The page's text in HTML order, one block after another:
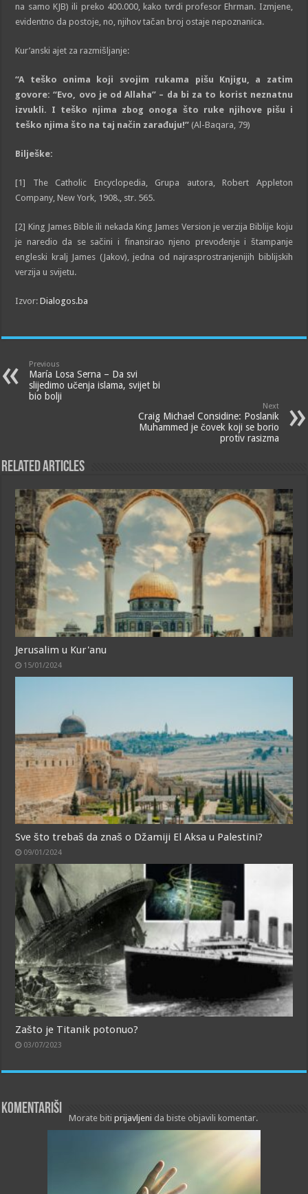
na samo KJB) ili preko 400.000, kako tvrdi profesor Ehrman. Izmjene,
evidentno da postoje, no, njihov tačan broj ostaje nepoznanica.
Kur’anski ajet za razmišljanje:
“A teško onima koji svojim rukama pišu Knjigu, a zatim
govore: “Evo, ovo je od Allaha” – da bi za to korist neznatnu
izvukli. I teško njima zbog onoga što ruke njihove pišu i
teško njima što na taj način zarađuju!” (Al-Baqara, 79)
Bilješke:
[1] The Catholic Encyclopedia, Grupa autora, Robert Appleton
Company, New York, 1908., str. 565.
[2] King James Bible ili nekada King James Version je verzija Biblije koju
je naredio da se sačini i finansirao njeno prevođenje i štampanje
engleski kralj James (Jakov), jedna od najrasprostranjenijih biblijskih
verzija u svijetu.
Izvor:Dialogos.ba
Previous
María Losa Serna – Da svi
slijedimo učenja islama, svijet bi
bio bolji
Next
Craig Michael Considine: Poslanik
Muhammed je čovek koji se borio
protiv rasizma
Related Articles
Jerusalim u Kur'anu
15/01/2024
Sve što trebaš da znaš o Džamiji El Aksa u Palestini?
09/01/2024
Zašto je Titanik potonuo?
03/07/2023
Komentariši
Morate bitiprijavljeni da biste objavili komentar.